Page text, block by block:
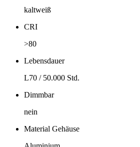
kaltweiß
CRI
>80
Lebensdauer
L70 / 50.000 Std.
Dimmbar
nein
Material Gehäuse